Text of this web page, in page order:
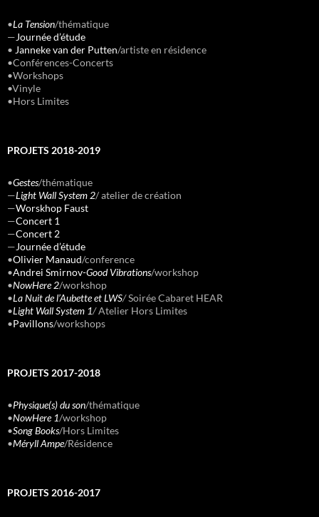
•La Tension/thématique
—Journée d’étude
• Janneke van der Putten/artiste en résidence
•Conférences-Concerts
•Workshops
•Vinyle
•Hors Limites
PROJETS 2018-2019
•Gestes/thématique
—Light Wall System 2/ atelier de création
—Worskhop Faust
—Concert 1
—Concert 2
—Journée d’étude
•Olivier Manaud/conference
•Andrei Smirnov-Good Vibrations/workshop
•NowHere 2/workshop
•La Nuit de l’Aubette et LWS/Soirée Cabaret HEAR
•Light Wall System 1/Atelier Hors Limites
•Pavillons/workshops
PROJETS 2017-2018
•Physique(s) du son/thématique
•NowHere 1/workshop
•Song Books/Hors Limites
•Méryll Ampe/Résidence
PROJETS 2016-2017